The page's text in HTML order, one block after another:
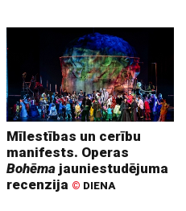
Mīlestības un cerību
manifests. Operas
Bohēma jauniestudējuma
recenzija © DIENA